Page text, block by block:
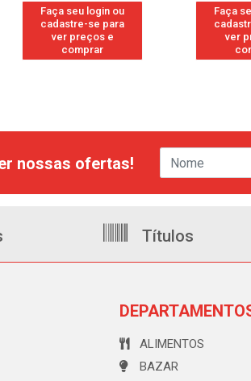
Faça seu login ou
cadastre-se para
ver preços e
comprar
Faça
ver
nossas ofertas!
Títulos
ALIMENTOS
BAZAR